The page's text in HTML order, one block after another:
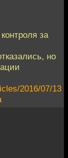
за
но
2016/07/13